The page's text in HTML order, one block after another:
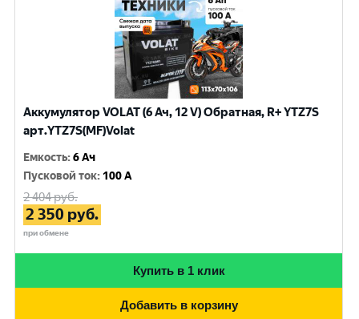
Аккумулятор VOLAT (6 Ач, 12 V) Обратная, R+ YTZ7S
арт.YTZ7S(MF)Volat
Емкость:6 Ач
Пусковой ток: 100 A
2 404руб.
2 350 руб.
при обмене
Купить в 1 клик
Добавить в корзину